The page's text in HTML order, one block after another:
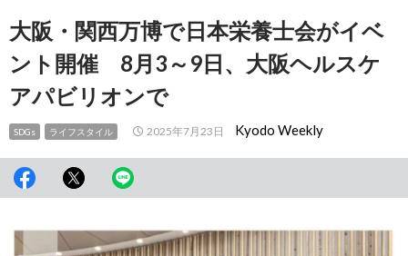
動大阪・関西万博で日本栄養士会がイベ
ント開催 8月3～9日、大阪ヘルスケ
アパビリオンで
SDGs ライフスタイル 2025年7月23日 Kyodo Weekly